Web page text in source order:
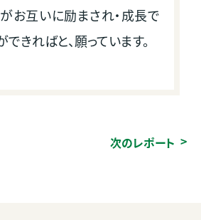
お互いに励まされ・成長で
きればと、願っています。
次のレポート